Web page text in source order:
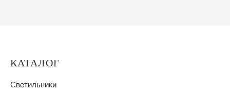
КАТАЛОГ
Светильники